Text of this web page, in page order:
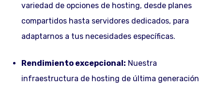
variedad de opciones de hosting, desde planes
compartidos hasta servidores dedicados, para
adaptarnos a tus necesidades específicas.
Rendimiento excepcional: Nuestra
infraestructura de hosting de última generación